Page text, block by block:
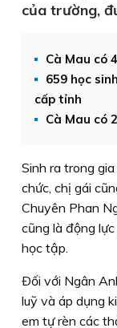
của trường,
Cà Mau có
659 học
cấp tỉnh
Cà Mau có
Sinh ra trong
chức, chị gái
Chuyên Phan
cũng là động
học tập.
Ðối với Ngân
luỹ và áp dụng
em tự rèn các